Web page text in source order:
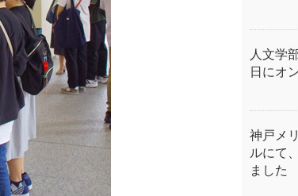
人文学
日にオ
神戸メ
ルにて
ました